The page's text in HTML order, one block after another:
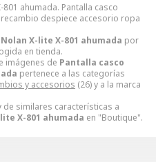
ahumada. Pantalla casco
despiece accesorio ropa
X-lite X-801 ahumada por
en tienda.
imágenes de Pantalla casco
pertenece a las categorías
y accesorios (26) y a la marca
similares características a
X-801 ahumada en "Boutique".